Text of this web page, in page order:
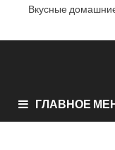
Вкусные
ГЛАВНОЕ